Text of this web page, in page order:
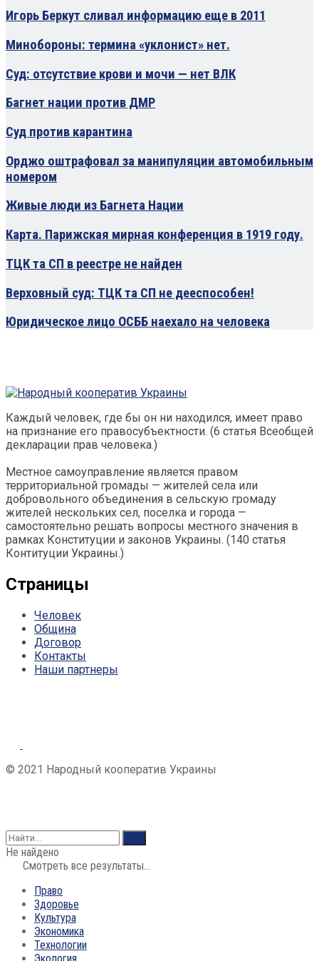
Игорь Беркут сливал информацию еще в 2011
Минобороны: термина «уклонист» нет.
Суд: отсутствие крови и мочи — нет ВЛК
Багнет нации против ДМР
Суд против карантина
Орджо оштрафовал за манипуляции автомобильным
номером
Живые люди из Багнета Нации
Карта. Парижская мирная конференция в 1919 году.
ТЦК та СП в реестре не найден
Верховный суд: ТЦК та СП не дееспособен!
Юридическое лицо ОСББ наехало на человека
Каждый человек, где бы он ни находился, имеет право
на признание его правосубъектности. (6 статья Всеобщей
декларации прав человека.)
Местное самоуправление является правом
территориальной громады — жителей села или
добровольного объединения в сельскую громаду
жителей нескольких сел, поселка и города —
самостоятельно решать вопросы местного значения в
рамках Конституции и законов Украины. (140 статья
Контитуции Украины.)
Страницы
Человек
Община
Договор
Контакты
Наши партнеры
© 2021 Народный кооператив Украины
Не найдено
Смотреть все результаты...
Право
Здоровье
Культура
Экономика
Технологии